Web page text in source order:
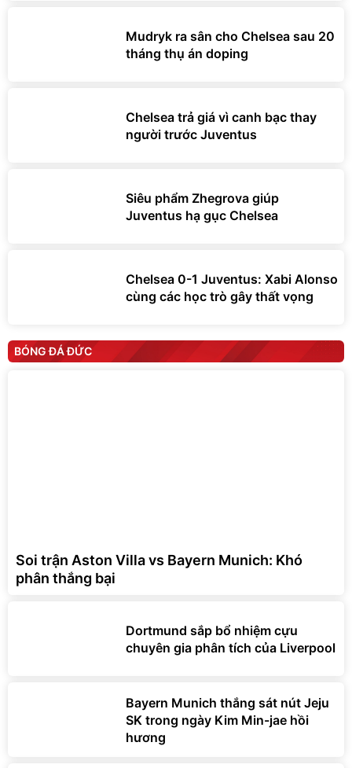
Mudryk ra sân cho Chelsea sau 20
tháng thụ án doping
Chelsea trả giá vì canh bạc thay
người trước Juventus
Siêu phẩm Zhegrova giúp
Juventus hạ gục Chelsea
Chelsea 0-1 Juventus: Xabi Alonso
cùng các học trò gây thất vọng
BÓNG ĐÁ ĐỨC
Soi trận Aston Villa vs Bayern Munich: Khó
phân thắng bại
Dortmund sắp bổ nhiệm cựu
chuyên gia phân tích của Liverpool
Bayern Munich thắng sát nút Jeju
SK trong ngày Kim Min-jae hồi
hương